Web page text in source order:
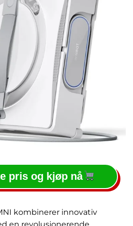
pris og kjøp nå
kombinerer innovativ